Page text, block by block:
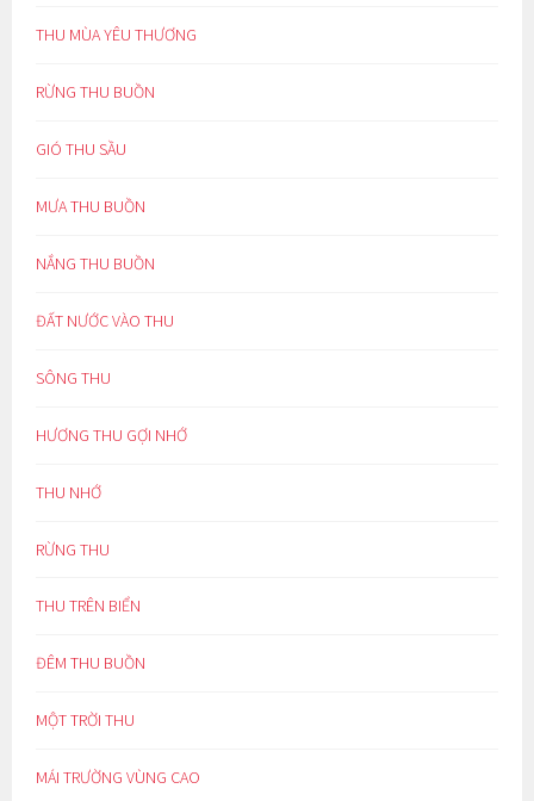
THU MÙA YÊU THƯƠNG
RỪNG THU BUỒN
GIÓ THU SẦU
MƯA THU BUỒN
NẮNG THU BUỒN
ĐẤT NƯỚC VÀO THU
SÔNG THU
HƯƠNG THU GỢI NHỚ
THU NHỚ
RỪNG THU
THU TRÊN BIỂN
ĐÊM THU BUỒN
MỘT TRỜI THU
MÁI TRƯỜNG VÙNG CAO